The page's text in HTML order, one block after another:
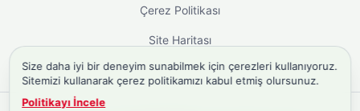
Çerez Politikası
Site Haritası
Size daha iyi bir deneyim sunabilmek için çerezleri kullanıyoruz.
Sitemizi kullanarak çerez politikamızı kabul etmiş olursunuz.
Politikayı İncele